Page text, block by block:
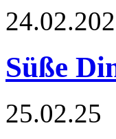
Süße
25.02.25